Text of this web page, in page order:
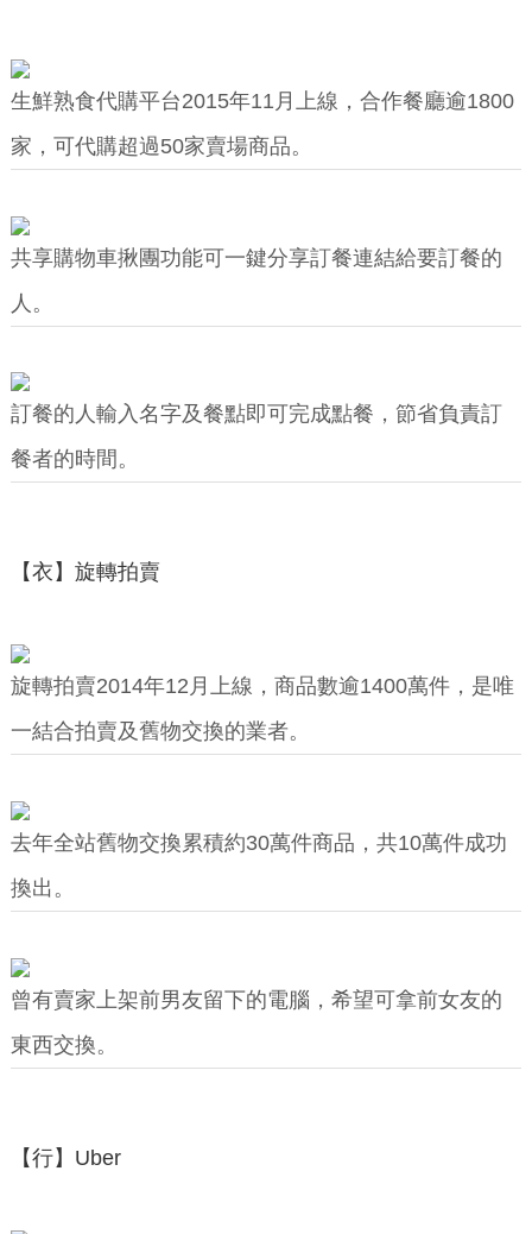
生鮮熟食代購平台2015年11月上線，合作餐廳逾1800
家，可代購超過50家賣場商品。
共享購物車揪團功能可一鍵分享訂餐連結給要訂餐的
人。
訂餐的人輸入名字及餐點即可完成點餐，節省負責訂
餐者的時間。
【衣】旋轉拍賣
旋轉拍賣2014年12月上線，商品數逾1400萬件，是唯
一結合拍賣及舊物交換的業者。
去年全站舊物交換累積約30萬件商品，共10萬件成功
換出。
曾有賣家上架前男友留下的電腦，希望可拿前女友的
東西交換。
【行】Uber